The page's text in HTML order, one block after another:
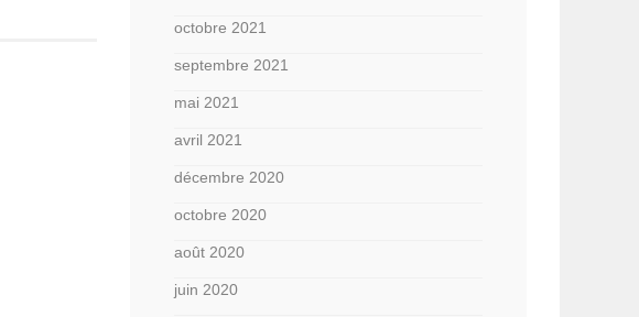
octobre 2021
septembre 2021
mai 2021
avril 2021
décembre 2020
octobre 2020
août 2020
juin 2020